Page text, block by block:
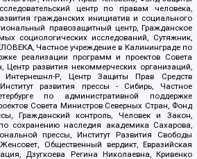
центр по правам человека,
гражданских инициатив и социального
правозащитный центр, Гражданское
социологических исследований, Сутяжник,
Частное учреждение в Калининграде по
реализации программ и проектов Совета
Центр развития некоммерческих организаций,
Интернешнл-Р, Центр Защиты Прав Средств
развития прессы - Сибирь, Частное
по административной поддержке
Совета Министров Северных Стран, Фонд
Гражданский контроль, Человек и Закон,
сохранению наследия академика Сахарова,
прессы, Институт Развития Свободы
Общественный вердикт, Евразийская
Дзугкоева Регина Николаевна, Кривенко